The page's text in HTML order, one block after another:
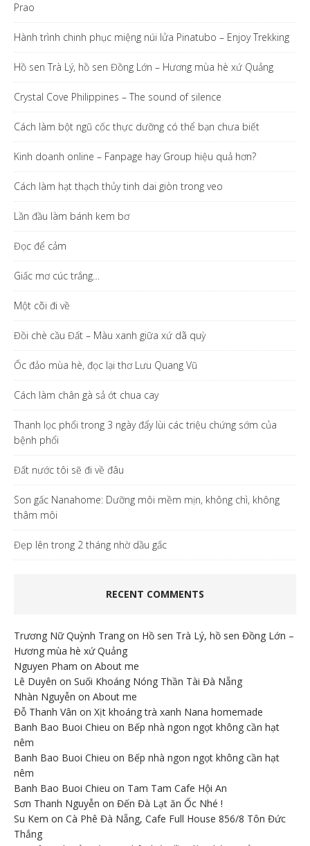
Prao
Hành trình chinh phục miệng núi lửa Pinatubo – Enjoy Trekking
Hồ sen Trà Lý, hồ sen Đồng Lớn – Hương mùa hè xứ Quảng
Crystal Cove Philippines – The sound of silence
Cách làm bột ngũ cốc thực dưỡng có thể bạn chưa biết
Kinh doanh online – Fanpage hay Group hiệu quả hơn?
Cách làm hạt thạch thủy tinh dai giòn trong veo
Lần đầu làm bánh kem bơ
Đọc để cảm
Giấc mơ cúc trắng…
Một cõi đi về
Đồi chè cầu Đất – Màu xanh giữa xứ dã quỳ
Ốc đảo mùa hè, đọc lại thơ Lưu Quang Vũ
Cách làm chân gà sả ớt chua cay
Thanh lọc phổi trong 3 ngày đẩy lùi các triệu chứng sớm của
bệnh phổi
Đất nước tôi sẽ đi về đâu
Son gấc Nanahome: Dưỡng môi mềm mịn, không chì, không
thâm môi
Đẹp lên trong 2 tháng nhờ dầu gấc
RECENT COMMENTS
Trương Nữ Quỳnh Trang on Hồ sen Trà Lý, hồ sen Đồng Lớn –
Hương mùa hè xứ Quảng
Nguyen Pham on About me
Lê Duyên on Suối Khoáng Nóng Thần Tài Đà Nẵng
Nhàn Nguyễn on About me
Đỗ Thanh Vân on Xịt khoáng trà xanh Nana homemade
Banh Bao Buoi Chieu on Bếp nhà ngon ngọt không cần hạt
nêm
Banh Bao Buoi Chieu on Bếp nhà ngon ngọt không cần hạt
nêm
Banh Bao Buoi Chieu on Tam Tam Cafe Hội An
Sơn Thanh Nguyễn on Đến Đà Lạt ăn Ốc Nhé !
Su Kem on Cà Phê Đà Nẵng, Cafe Full House 856/8 Tôn Đức
Thắng